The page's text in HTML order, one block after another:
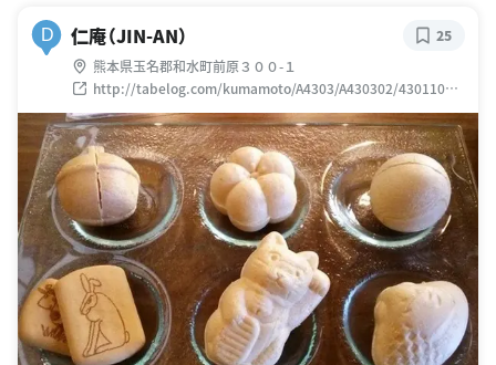
D 仁庵（JIN-AN）
熊本県玉名郡和水町前原３００-１
http://tabelog.com/kumamoto/A4303/A430302/43011028
/
25